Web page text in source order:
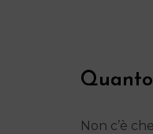
Non c’è